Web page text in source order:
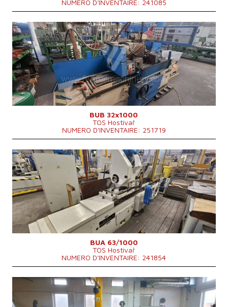
NUMERO D'INVENTAIRE: 241085
Année de production:
1993
Système de contrôle
NON
Max. diamètre a meulager
320 mm
Longueur maxi de meulage
1000 mm
Poids maxi de la piece a usiner
350 kg
Equipement pour meulage intérieureOUI
Dimensions hors tout
3510x2695x1668 mm
Poids totale de la machine
5300 kg
BUB 32x1000
TOS Hostivař
NUMERO D'INVENTAIRE: 251719
Année de production:
1976
Système de contrôle
NON
Max. diamètre a meulager
630 mm
Longueur maxi de meulage
1000 mm
Poids maxi de la piece a usiner
900 kg
Equipement pour meulage intérieure
Cone de la broche
MORSE 6 .
Diametre du mandrin
315 mm
Puissance du moteur principal
22 kW
5425 x 2980 x mm
Poids totale de la machine
10000 kg
BUA 63/1000
TOS Hostivař
NUMERO D'INVENTAIRE: 241854
Année de production:
2007
Système de contrôle
OUI
Système de contrôle Siemens
Sinumerik 840 D